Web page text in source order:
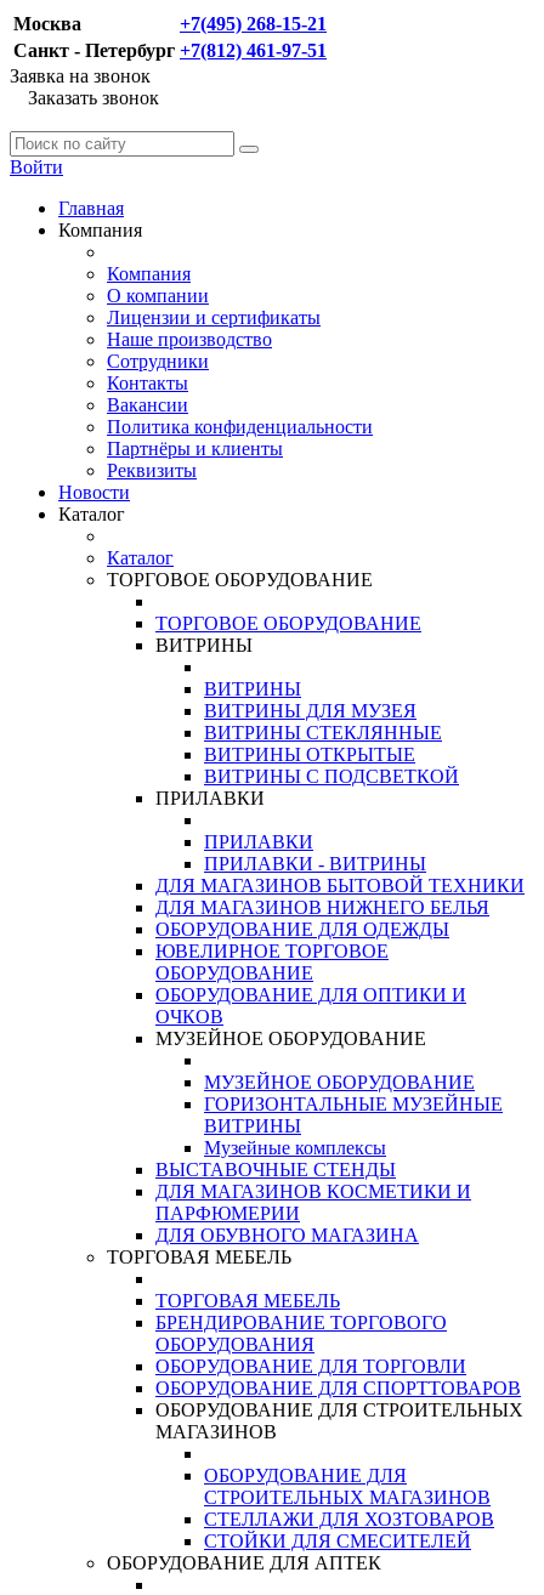
Москва
+7(495) 268-15-21
Санкт - Петербург +7(812) 461-97-51
Заявка на звонок
Заказать звонок
Войти
Главная
Компания
Компания
О компании
Лицензии и сертификаты
Наше производство
Сотрудники
Контакты
Вакансии
Политика конфиденциальности
Партнёры и клиенты
Реквизиты
Новости
Каталог
Каталог
ТОРГОВОЕ ОБОРУДОВАНИЕ
ТОРГОВОЕ ОБОРУДОВАНИЕ
ВИТРИНЫ
ВИТРИНЫ
ВИТРИНЫ ДЛЯ МУЗЕЯ
ВИТРИНЫ СТЕКЛЯННЫЕ
ВИТРИНЫ ОТКРЫТЫЕ
ВИТРИНЫ С ПОДСВЕТКОЙ
ПРИЛАВКИ
ПРИЛАВКИ
ПРИЛАВКИ - ВИТРИНЫ
ДЛЯ МАГАЗИНОВ БЫТОВОЙ ТЕХНИКИ
ДЛЯ МАГАЗИНОВ НИЖНЕГО БЕЛЬЯ
ОБОРУДОВАНИЕ ДЛЯ ОДЕЖДЫ
ЮВЕЛИРНОЕ ТОРГОВОЕ
ОБОРУДОВАНИЕ
ОБОРУДОВАНИЕ ДЛЯ ОПТИКИ И
ОЧКОВ
МУЗЕЙНОЕ ОБОРУДОВАНИЕ
МУЗЕЙНОЕ ОБОРУДОВАНИЕ
ГОРИЗОНТАЛЬНЫЕ МУЗЕЙНЫЕ
ВИТРИНЫ
Музейные комплексы
ВЫСТАВОЧНЫЕ СТЕНДЫ
ДЛЯ МАГАЗИНОВ КОСМЕТИКИ И
ПАРФЮМЕРИИ
ДЛЯ ОБУВНОГО МАГАЗИНА
ТОРГОВАЯ МЕБЕЛЬ
ТОРГОВАЯ МЕБЕЛЬ
БРЕНДИРОВАНИЕ ТОРГОВОГО
ОБОРУДОВАНИЯ
ОБОРУДОВАНИЕ ДЛЯ ТОРГОВЛИ
ОБОРУДОВАНИЕ ДЛЯ СПОРТТОВАРОВ
ОБОРУДОВАНИЕ ДЛЯ СТРОИТЕЛЬНЫХ
МАГАЗИНОВ
ОБОРУДОВАНИЕ ДЛЯ
СТРОИТЕЛЬНЫХ МАГАЗИНОВ
СТЕЛЛАЖИ ДЛЯ ХОЗТОВАРОВ
СТОЙКИ ДЛЯ СМЕСИТЕЛЕЙ
ОБОРУДОВАНИЕ ДЛЯ АПТЕК